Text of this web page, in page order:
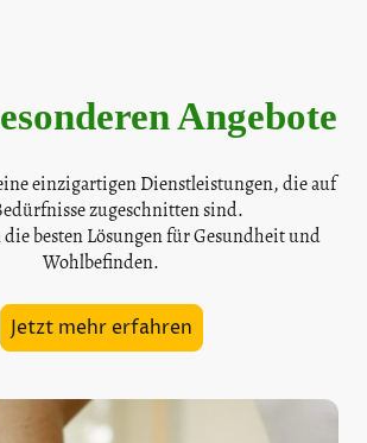
Angebote
einzigartigen Dienstleistungen, die auf
zugeschnitten sind.
besten Lösungen für Gesundheit und
Wohlbefinden.
Jetzt mehr erfahren